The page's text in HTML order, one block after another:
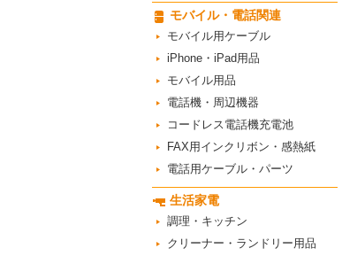
モバイル・電話関連
モバイル用ケーブル
iPhone・iPad用品
モバイル用品
電話機・周辺機器
コードレス電話機充電池
FAX用インクリボン・感熱紙
電話用ケーブル・パーツ
生活家電
調理・キッチン
クリーナー・ランドリー用品